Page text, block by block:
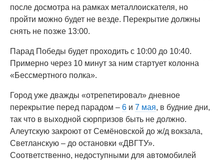
после досмотра на рамках металлоискателя, но
пройти можно будет не везде. Перекрытие должны
снять не позже 13:00.
Парад Победы будет проходить с 10:00 до 10:40.
Примерно через 10 минут за ним стартует колонна
«Бессмертного полка».
Город уже дважды «отрепетировал» дневное
перекрытие перед парадом – 6 и 7 мая, в будние дни,
так что в выходной сюрпризов быть не должно.
Алеутскую закроют от Семёновской до ж/д вокзала,
Светланскую – до остановки «ДВГТУ».
Соответственно, недоступными для автомобилей